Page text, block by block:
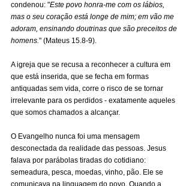
condenou: "Este povo honra-me com os lábios,
mas o seu coração está longe de mim; em vão me
adoram, ensinando doutrinas que são preceitos de
homens." (Mateus 15.8-9).
A igreja que se recusa a reconhecer a cultura em
que está inserida, que se fecha em formas
antiquadas sem vida, corre o risco de se tornar
irrelevante para os perdidos - exatamente aqueles
que somos chamados a alcançar.
O Evangelho nunca foi uma mensagem
desconectada da realidade das pessoas. Jesus
falava por parábolas tiradas do cotidiano:
semeadura, pesca, moedas, vinho, pão. Ele se
comunicava na linguagem do povo. Quando a